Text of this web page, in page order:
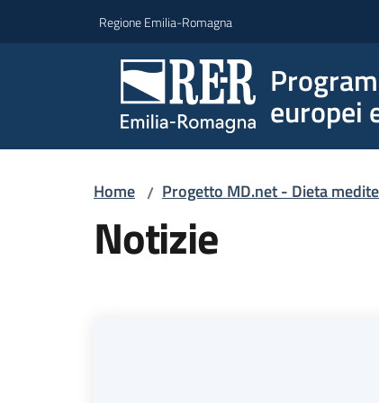
Regione Emilia-Romagna
europei
Home / Progetto MD.net - Dieta
Notizie